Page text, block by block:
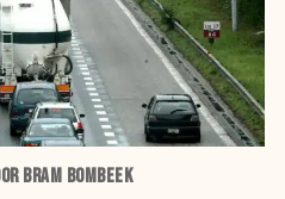
BRAM BOMBEEK